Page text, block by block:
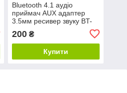
Bluetooth 4.1 аудіо
приймач AUX адаптер
3.5мм ресивер звуку BT-
200₴
Купити